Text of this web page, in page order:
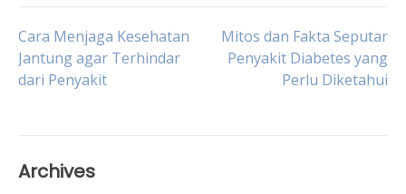
Post
navigation
Cara Menjaga Kesehatan
Jantung agar Terhindar
dari Penyakit
Mitos dan Fakta Seputar
Penyakit Diabetes yang
Perlu Diketahui
Archives